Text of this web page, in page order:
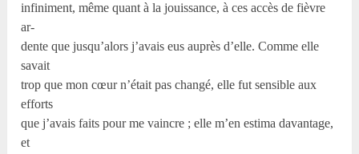
infiniment, même quant à la jouissance, à ces accès de fièvre
ar-
dente que jusqu’alors j’avais eus auprès d’elle. Comme elle
savait
trop que mon cœur n’était pas changé, elle fut sensible aux
efforts
que j’avais faits pour me vaincre ; elle m’en estima davantage,
et